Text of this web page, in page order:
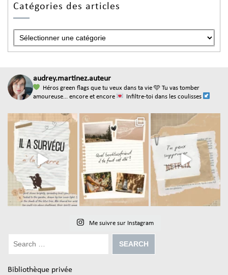
Catégories des articles
audrey.martinez.auteur
Héros green flags que tu veux dans ta vie 🩵 Tu vas tomber
amoureuse... encore et encore
Infiltre-toi dans les coulisses
Me suivre sur Instagram
Bibliothèque privée